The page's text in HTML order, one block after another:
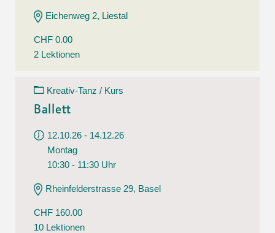
Eichenweg 2, Liestal
CHF 0.00
2 Lektionen
Kreativ-Tanz / Kurs
Ballett
12.10.26 - 14.12.26
Montag
10:30 - 11:30 Uhr
Rheinfelderstrasse 29, Basel
CHF 160.00
10 Lektionen